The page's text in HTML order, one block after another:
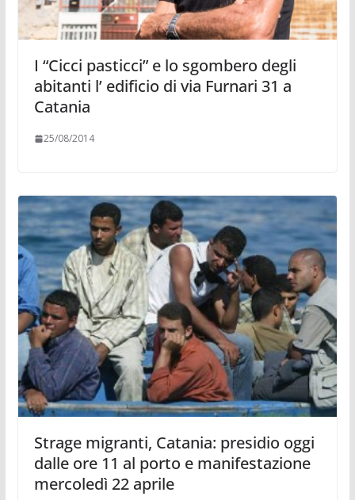
I “Cicci pasticci” e lo sgombero degli
abitanti l’ edificio di via Furnari 31 a
Catania
25/08/2014
Strage migranti, Catania: presidio oggi
dalle ore 11 al porto e manifestazione
mercoledì 22 aprile